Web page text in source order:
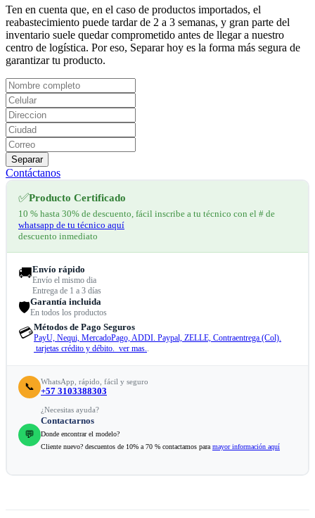
Ten en cuenta que, en el caso de productos importados, el
reabastecimiento puede tardar de 2 a 3 semanas, y gran parte del
inventario suele quedar comprometido antes de llegar a nuestro
centro de logística. Por eso, Separar hoy es la forma más segura de
garantizar tu producto.
Separar
Contáctanos
✅Producto Certificado
10 % hasta 30% de descuento, fácil inscribe a tu técnico con el # de
whatsapp de tu técnico aquí
descuento inmediato
🚚Envío rápido
Envío el mismo dia
Entrega de 1 a 3 días
🛡️Garantía incluida
En todos los productos
💳Métodos de Pago Seguros
PayU, Nequi, MercadoPago, ADDI. Paypal, ZELLE, Contraentrega (Col).
tarjetas crédito y débito. ver mas..
📞 WhatsApp, rápido, fácil y seguro
+57 3103388303
💬
¿Necesitas ayuda?
Contactarnos
Donde encontrar el modelo?
Cliente nuevo? descuentos de 10% a 70 % contactamos para mayor información aquí